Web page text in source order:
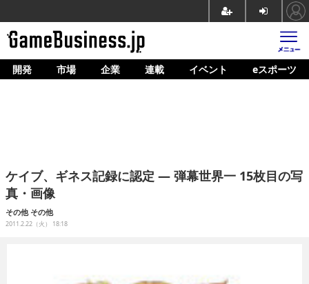
ホーム
企業動向
人材育成
開発 市場 企業 連載 イベント eスポーツ
ケイブ、ギネス記録に認定 ― 弾幕世界一 15枚目の写
真・画像
その他 その他
2011.2.22（火） 18:18